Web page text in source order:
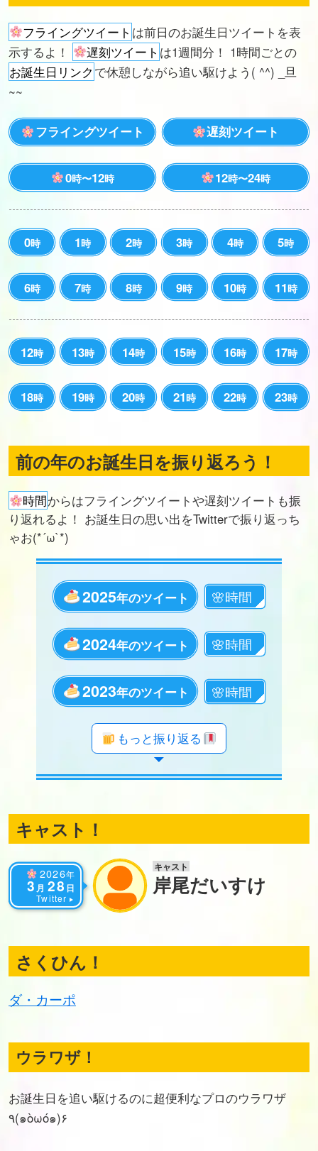
フライングツイート は前日のお誕生日ツイートを表
示するよ！
遅刻ツイート は1週間分！ 1時間ごとの
お誕生日リンク で休憩しながら追い駆けよう( ^^) _旦
~~
フライングツイート 遅刻ツイート
0時〜12時 12時〜24時
0時 1時 2時 3時 4時 5時
6時 7時 8時 9時 10時 11時
12時 13時 14時 15時 16時 17時
18時 19時 20時 21時 22時 23時
前の年のお誕生日を振り返ろう！
時間からはフライングツイートや遅刻ツイートも振
り返れるよ！ お誕生日の思い出をTwitterで振り返っち
ゃお(*´ω`*)
2025年のツイート
2024年のツイート
2023年のツイート
年のツイート
年のツイート
年のツイート
年のツイート
年のツイート
年のツイート
年のツイート
年のツイート
年のツイート
年のツイート
年のツイート
年のツイート
年のツイート
年のツイート
年のツイート
年のツイート
年のツイート
もっと振り返る
キャスト！
2026年
3月 28 日
Twitter
キャスト
岸尾だいすけ
さくひん！
ダ・カーポ
ウラワザ！
お誕生日を追い駆けるのに超便利なプロのウラワザ
٩(๑òωó๑)۶